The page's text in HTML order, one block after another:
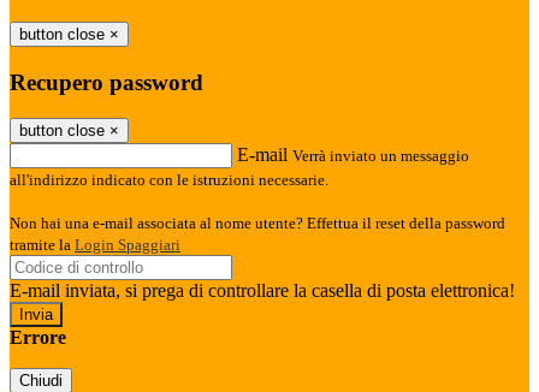
button close ×
Recupero password
button close ×
E-mail Verrà inviato un messaggio
all'indirizzo indicato con le istruzioni necessarie.
Non hai una e-mail associata al nome utente? Effettua il reset della password
tramite la Login Spaggiari
E-mail inviata, si prega di controllare la casella di posta elettronica!
Errore
Chiudi